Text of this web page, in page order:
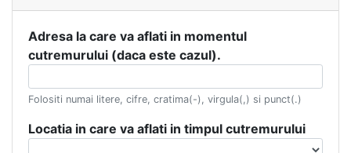
Adresa la care va aflati in momentul
cutremurului (daca este cazul).
Folositi numai litere, cifre, cratima(-), virgula(,) si punct(.)
Locatia in care va aflati in timpul cutremurului